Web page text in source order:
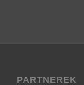
PARTNEREK